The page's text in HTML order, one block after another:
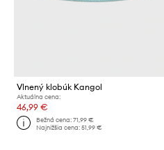
Vlnený klobúk Kangol
Aktuálna cena:
46,99 €
Bežná cena:71,99 €
Najnižšia cena:51,99 €